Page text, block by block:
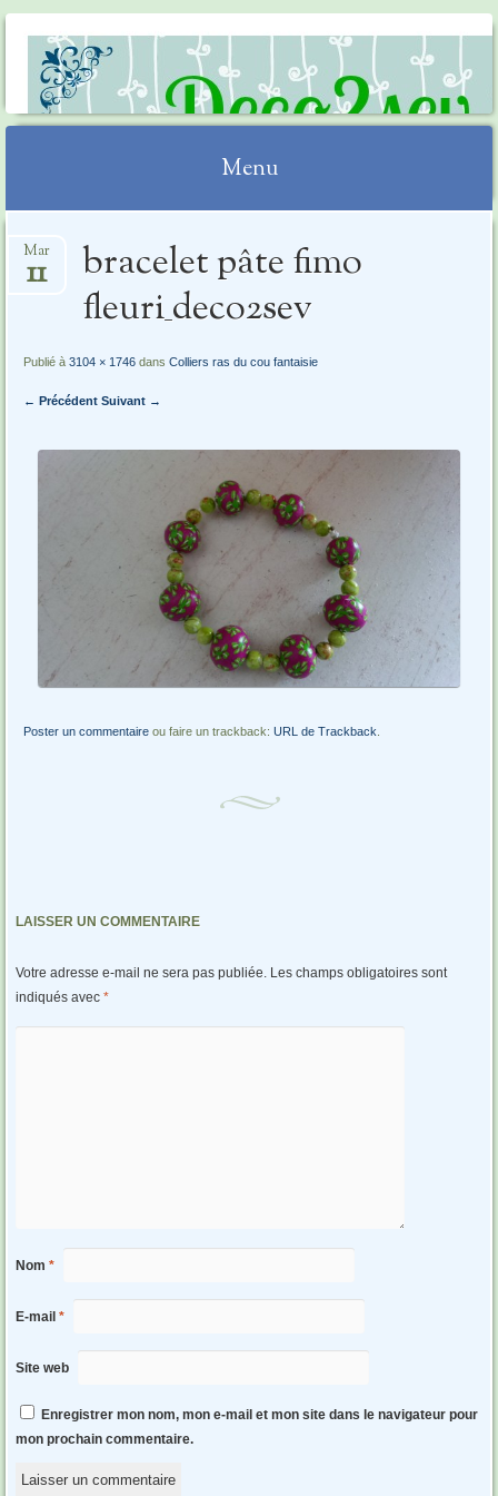
DECO2SEV
Menu
au
bracelet pâte fimo
fleuri_deco2sev
Mar
11
Publié à3104 × 1746 dansColliers ras du cou fantaisie
← Précédent Suivant →
Poster un commentaire ou faire un trackback:URL de Trackback
LAISSER UN COMMENTAIRE
Votre adresse e-mail ne sera pas publiée. Les champs obligatoires sont
indiqués avec *
Nom *
E-mail *
Site web
Enregistrer mon nom, mon e-mail et mon site dans le navigateur pour
mon prochain commentaire.